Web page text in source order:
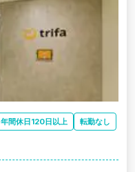
年間休日120日以上
転勤なし